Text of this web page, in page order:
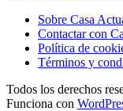
Sobre Casa
Contactar con
Política de
Términos y
Todos los derechos
Funciona con